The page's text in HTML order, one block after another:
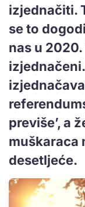
izjednačiti.
se to
nas u
previše’, a
muškaraca
desetljeće.